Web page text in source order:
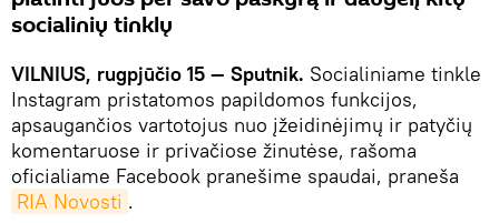
socialinių tinklų
VILNIUS, rugpjūčio 15 — Sputnik. Socialiniame tinkle
Instagram pristatomos papildomos funkcijos,
apsaugančios vartotojus nuo įžeidinėjimų ir patyčių
komentaruose ir privačiose žinutėse, rašoma
oficialiame Facebook pranešime spaudai, praneša
RIA Novosti .